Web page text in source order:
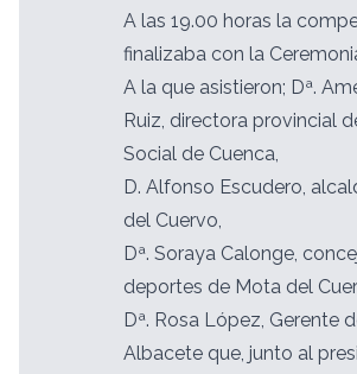
A las 19.00 horas la
finalizaba con la
A la que asistieron; Dª.
Ruiz, directora provincial
Social de Cuenca,
D. Alfonso Escudero,
del Cuervo,
Dª. Soraya Calonge,
deportes de Mota del
Dª. Rosa López, Gerente
Albacete que, junto al